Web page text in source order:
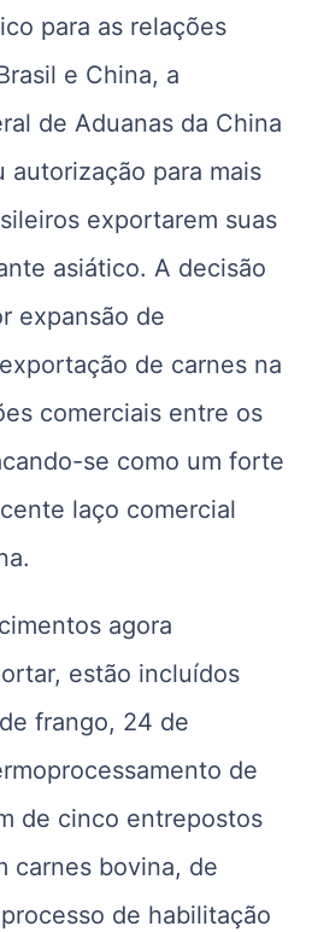
para as relações
e China, a
de Aduanas da China
autorização para mais
exportarem suas
asiático. A decisão
expansão de
de carnes na
comerciais entre os
se como um forte
laço comercial
agora
estão incluídos
frango, 24 de
de
de cinco entrepostos
carnes bovina, de
de habilitação